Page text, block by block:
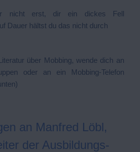
nicht erst, dir ein dickes Fell
Dauer hältst du das nicht durch
über Mobbing, wende dich an
oder an ein Mobbing-Telefon
an Manfred Löbl,
der Ausbildungs-